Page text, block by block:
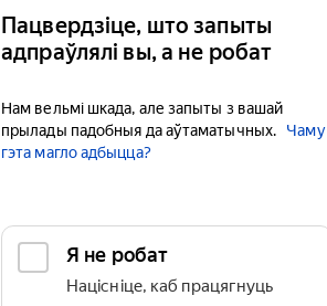
Пацвердзіце, што запыты
адпраўлялі вы, а не робат
Нам вельмі шкада, але запыты з вашай
прылады падобныя да аўтаматычных.
Чаму
гэта магло адбыцца?
Я не робат
Націсніце, каб працягнуць